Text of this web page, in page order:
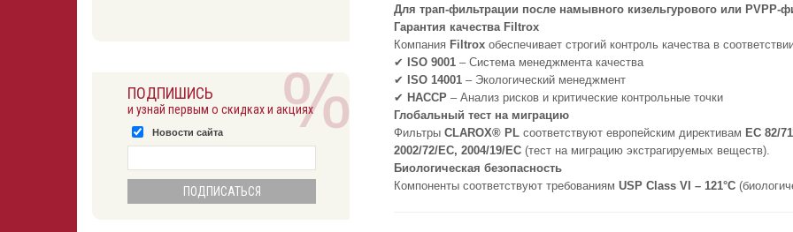
Для трап-фильтрации после намывного кизельгурового или PVPP-
Гарантия качества Filtrox
Компания Filtrox обеспечивает строгий контроль качества в
✔
ISO 9001 – Система менеджмента качества
✔
ISO 14001 – Экологический менеджмент
✔ HACCP – Анализ рисков и критические контрольные точки
Глобальный тест на миграцию
Фильтры CLAROX® PL соответствуют европейским директивам ЕС 82/
2002/72/EC, 2004/19/EC (тест на миграцию экстрагируемых веществ).
Биологическая безопасность
Компоненты соответствуют требованиям USP Class VI – 121°C
ПОДПИШИСЬ
и узнай первым о скидках и акциях
Новости сайта